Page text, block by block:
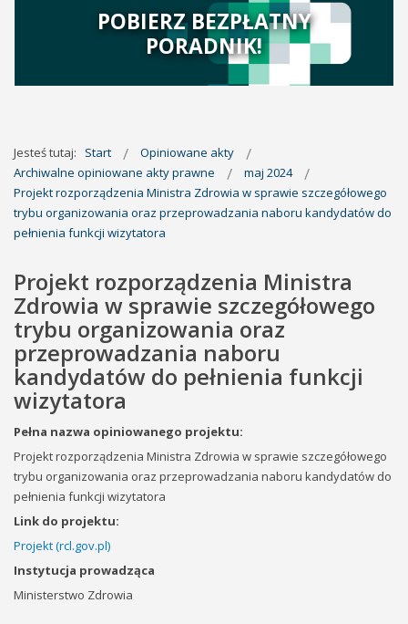
POBIERZ BEZPŁATNY
PORADNIK!
Jesteś tutaj: Start
Opiniowane akty
Archiwalne opiniowane akty prawne
maj 2024
Projekt rozporządzenia Ministra Zdrowia w sprawie szczegółowego
trybu organizowania oraz przeprowadzania naboru kandydatów do
pełnienia funkcji wizytatora
Projekt rozporządzenia Ministra
Zdrowia w sprawie szczegółowego
trybu organizowania oraz
przeprowadzania naboru
kandydatów do pełnienia funkcji
wizytatora
Pełna nazwa opiniowanego projektu:
Projekt rozporządzenia Ministra Zdrowia w sprawie szczegółowego
trybu organizowania oraz przeprowadzania naboru kandydatów do
pełnienia funkcji wizytatora
Link do projektu:
Projekt (rcl.gov.pl)
Instytucja prowadząca
Ministerstwo Zdrowia